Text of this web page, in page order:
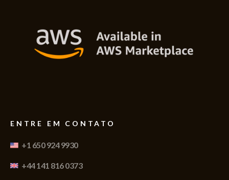
ENTRE EM CONTATO
+1 650 924 9930
+44 141 816 0373